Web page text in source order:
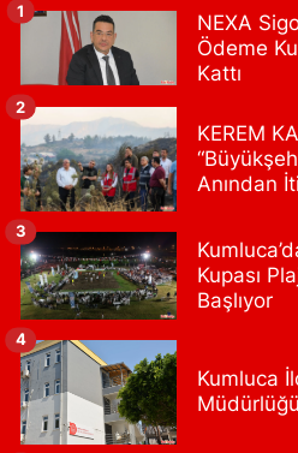
0 (212) 270 59 75 Yol Tarifi Al
Gültepe Hayat Eczanesi
Ortabayır Mahallesi, Talatpaşa
Kağıthane İstanbul
0 (212) 270 59 75 Yol Tarifi Al
Gedikpaşa Eczanesi
Mimar Hayrettin Mahallesi,
Fatih İstanbul
0 (212) 516 31 72
Kasımpaşa Eczanesi
Yahya Kahya Mahallesi, Kasımpaşa
Kasımpaşa Beyoğlu İstanbul
NEXA
Ödeme
Kattı
1
KEREM
Anından
2
Kupası
Başlıyor
3
Kumluca
4